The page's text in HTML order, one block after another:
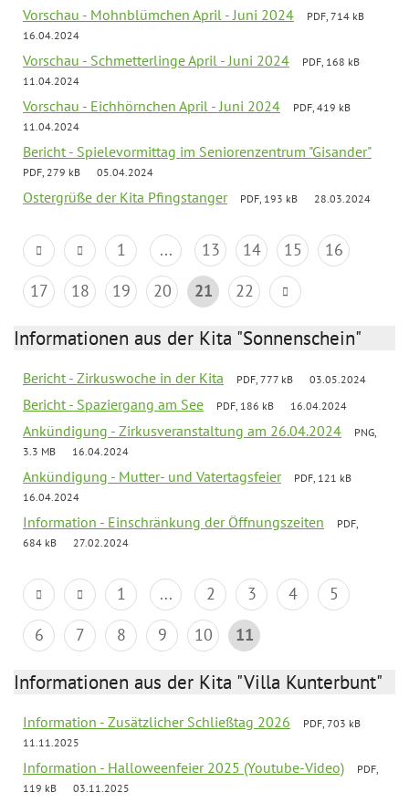
Vorschau - Mohnblümchen April - Juni 2024
PDF, 714 kB
16.04.2024
Vorschau - Schmetterlinge April - Juni 2024
PDF, 168 kB
11.04.2024
Vorschau - Eichhörnchen April - Juni 2024
PDF, 419 kB
11.04.2024
Bericht - Spielevormittag im Seniorenzentrum "Gisander"
PDF, 279 kB 05.04.2024
Ostergrüße der Kita Pfingstanger PDF, 193 kB 28.03.2024
1 ... 13 14 15
16
17
18 19 20 21 22
Informationen aus der Kita "Sonnenschein"
Bericht - Zirkuswoche in der Kita PDF, 777 kB 03.05.2024
Bericht - Spaziergang am See PDF, 186 kB 16.04.2024
Ankündigung - Zirkusveranstaltung am 26.04.2024
PNG,
3.3 MB
16.04.2024
Ankündigung - Mutter- und Vatertagsfeier
PDF, 121 kB
16.04.2024
Information - Einschränkung der Öffnungszeiten
PDF,
684 kB
27.02.2024
1 ... 2 3 4
5
6
7 8 9 10 11
Informationen aus der Kita "Villa Kunterbunt"
Information - Zusätzlicher Schließtag 2026
PDF, 703 kB
11.11.2025
Information - Halloweenfeier 2025 (Youtube-Video)
PDF,
119 kB
03.11.2025